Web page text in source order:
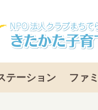
テーション ファ